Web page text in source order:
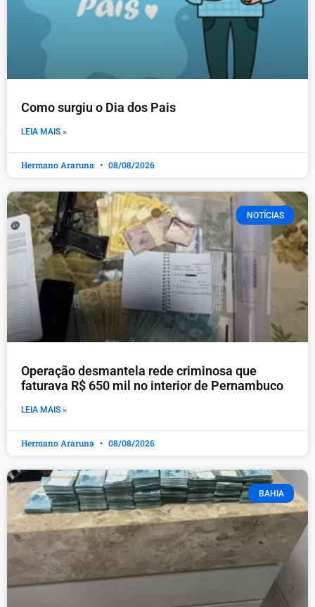
Como surgiu o Dia dos Pais
LEIA MAIS »
Hermano Araruna 08/08/2026
NOTÍCIAS
Operação desmantela rede criminosa que
faturava R$ 650 mil no interior de Pernambuco
LEIA MAIS »
Hermano Araruna 08/08/2026
BAHIA